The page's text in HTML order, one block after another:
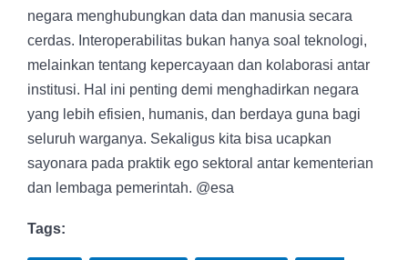
negara menghubungkan data dan manusia secara
cerdas. Interoperabilitas bukan hanya soal teknologi,
melainkan tentang kepercayaan dan kolaborasi antar
institusi. Hal ini penting demi menghadirkan negara
yang lebih efisien, humanis, dan berdaya guna bagi
seluruh warganya. Sekaligus kita bisa ucapkan
sayonara pada praktik ego sektoral antar kementerian
dan lembaga pemerintah. @esa
Tags: